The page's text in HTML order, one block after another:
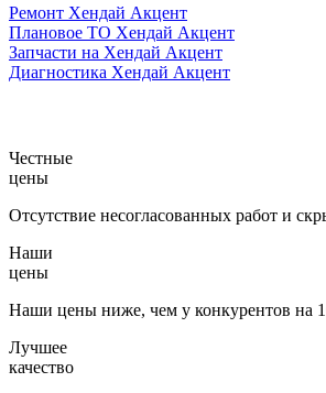
Ремонт Хендай Акцент
Плановое ТО Хендай Акцент
Запчасти на Хендай Акцент
Диагностика Хендай Акцент
Честные
цены
Отсутствие несогласованных работ и
Наши
цены
Наши цены ниже, чем у конкурентов на
Лучшее
качество